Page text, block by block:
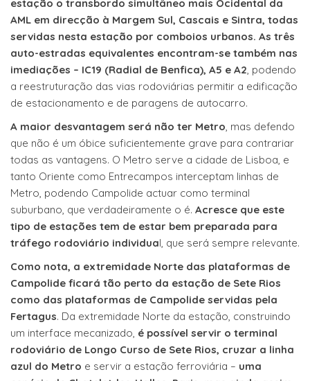
estação o transbordo simultâneo mais Ocidental da
AML em direcção à Margem Sul, Cascais e Sintra, todas
servidas nesta estação por comboios urbanos. As três
auto-estradas equivalentes encontram-se também nas
imediações – IC19 (Radial de Benfica), A5 e A2, podendo
a reestruturação das vias rodoviárias permitir a edificação
de estacionamento e de paragens de autocarro.
A maior desvantagem será não ter Metro, mas defendo
que não é um óbice suficientemente grave para contrariar
todas as vantagens. O Metro serve a cidade de Lisboa, e
tanto Oriente como Entrecampos interceptam linhas de
Metro, podendo Campolide actuar como terminal
suburbano, que verdadeiramente o é. Acresce que este
tipo de estações tem de estar bem preparada para
tráfego rodoviário individual, que será sempre relevante.
Como nota, a extremidade Norte das plataformas de
Campolide ficará tão perto da estação de Sete Rios
como das plataformas de Campolide servidas pela
Fertagus. Da extremidade Norte da estação, construindo
um interface mecanizado, é possível servir o terminal
rodoviário de Longo Curso de Sete Rios, cruzar a linha
azul do Metro e servir a estação ferroviária – uma